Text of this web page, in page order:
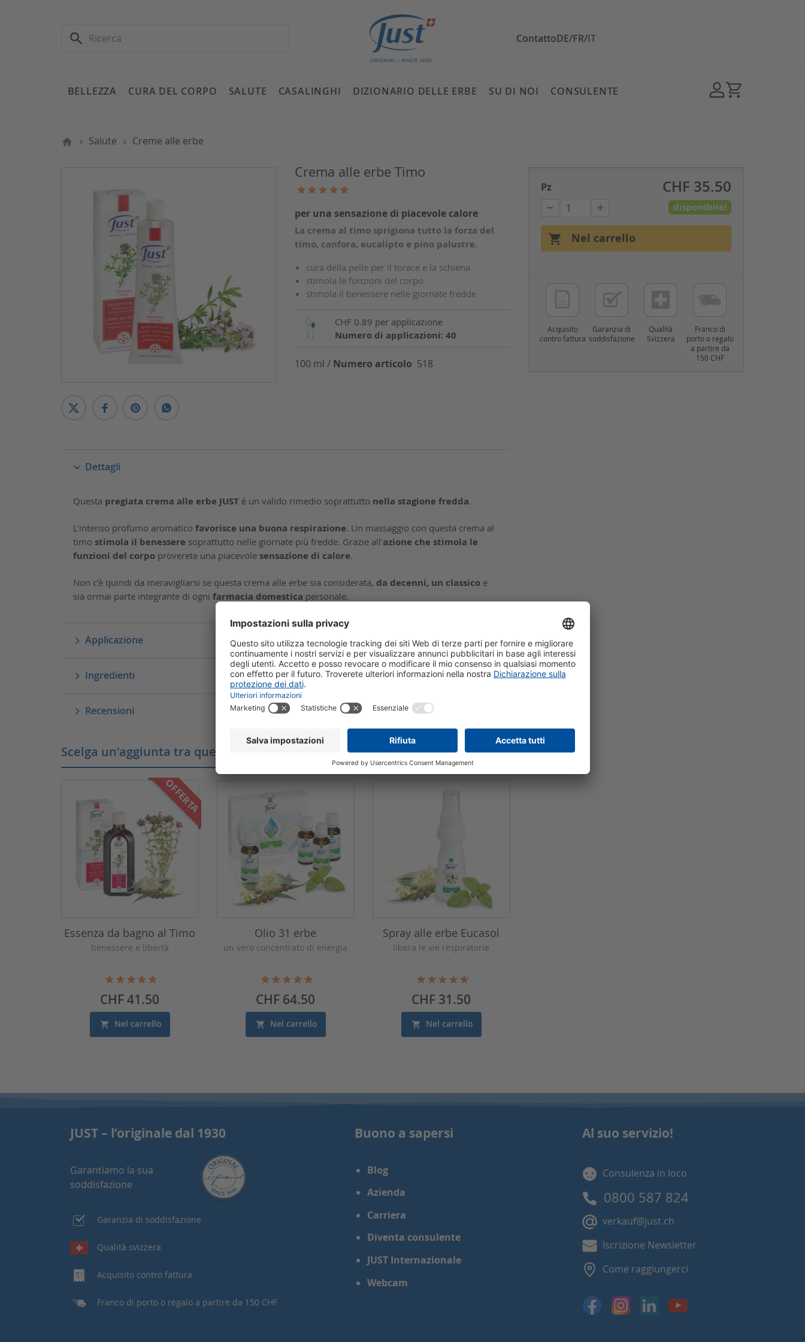
ContattoDE/FR/IT
BELLEZZA CURA DEL CORPO SALUTE CASALINGHI DIZIONARIO DELLE ERBE SU DI NOI CONSULENTE
Salute Creme alle erbe
Crema alle erbe Timo
per una sensazione di piacevole calore
La crema al timo sprigiona tutto la forza del
timo, canfora, eucalipto e pino palustre.
cura della pelle per il torace e la schiena
stimola le funzioni del corpo
stimola il benessere nelle giornate fredde
CHF 0.89 per applicazione
Numero di applicazioni: 40
100 ml / Numero articolo 518
CHF 35.50
disponibile!
Pz
 Nel carrello
Acquisito
contro fattura
Garanzia di
soddisfazione
Qualità
Svizzera
Franco di
porto o regalo
a partire da
150 CHF
Dettagli
Questa pregiata crema alle erbe JUST è un valido rimedio soprattutto nella stagione fredda.
L’intenso profumo aromatico favorisce una buona respirazione. Un massaggio con questa crema al
timo stimola il benessere soprattutto nelle giornate più fredde. Grazie all’azione che stimola le
funzioni del corpo proverete una piacevole sensazione di calore.
Non c’è quindi da meravigliarsi se questa crema alle erbe sia considerata, da decenni, un classico e
sia ormai parte integrante di ogni farmacia domestica personale.
Applicazione
Ingredienti
Recensioni
Scelga un'aggiunta tra questi prodotti:
Essenza da bagno al Timo
benessere e libertà
Prezzo
CHF 41.50
Nel carrello
OFFERTA
Olio 31 erbe
un vero concentrato di energia
Prezzo
CHF 64.50
Nel carrello
Spray alle erbe Eucasol
libera le vie respiratorie
Prezzo
CHF 31.50
Nel carrello
JUST – l’originale dal 1930
Garantiamo la sua
soddisfazione
Garanzia di soddisfazione
Qualità svizzera
Acquisito contro fattura
Franco di porto o regalo a partire da 150 CHF
Buono a sapersi
Blog
Azienda
Carriera
Diventa consulente
JUST Internazionale
Webcam
Al suo servizio!
Consulenza in loco
0800 587 824
verkauf@just.ch
Iscrizione Newsletter
Come raggiungerci